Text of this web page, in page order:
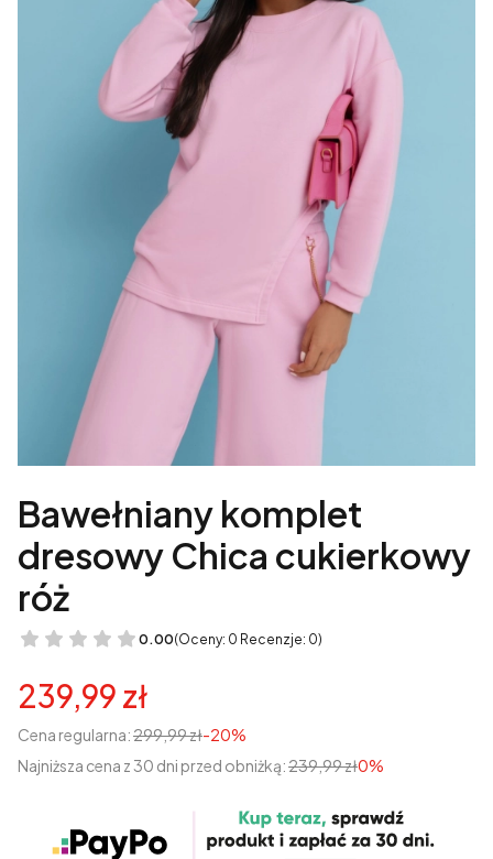
Bawełniany komplet
dresowy Chica cukierkowy
róż
0.00(Oceny: 0 Recenzje: 0)
239,99 zł
Cena regularna:299,99 zł-20%
Najniższa cena z 30 dni przed obniżką:239,99 zł0%